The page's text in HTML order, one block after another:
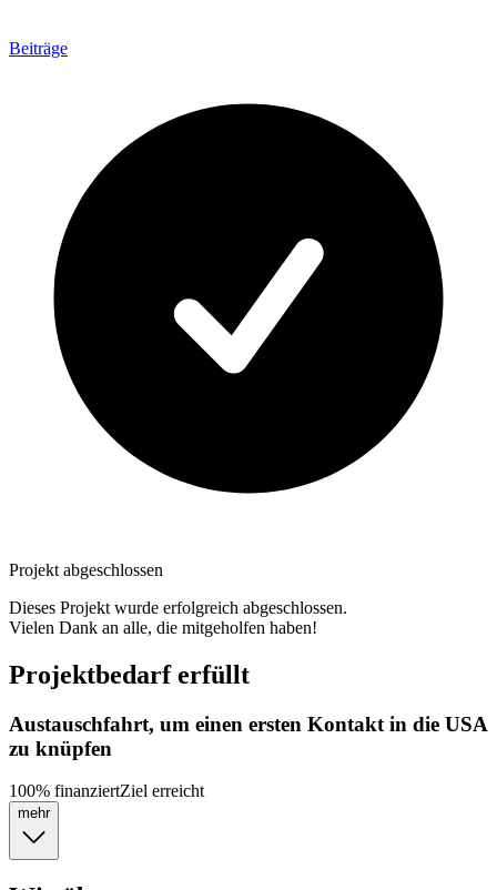
Beiträge
Projekt abgeschlossen
Dieses Projekt wurde erfolgreich abgeschlossen.
Vielen Dank an alle, die mitgeholfen haben!
Projektbedarf erfüllt
Austauschfahrt, um einen ersten Kontakt in die USA
zu knüpfen
100% finanziertZiel erreicht
mehr